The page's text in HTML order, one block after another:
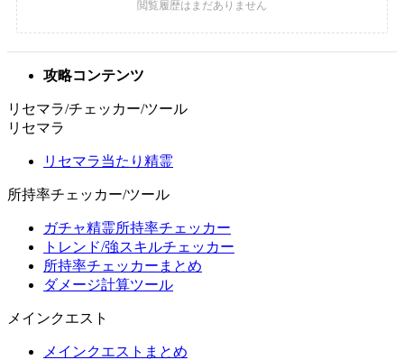
攻略コンテンツ
リセマラ/チェッカー/ツール
リセマラ
リセマラ当たり精霊
所持率チェッカー/ツール
ガチャ精霊所持率チェッカー
トレンド/強スキルチェッカー
所持率チェッカーまとめ
ダメージ計算ツール
メインクエスト
メインクエストまとめ